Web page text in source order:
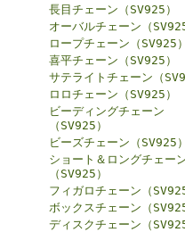
長目チェーン（SV925）
オーバルチェーン（SV925
ロープチェーン（SV925）
喜平チェーン（SV925）
サテライトチェーン（
ロロチェーン（SV925）
ビーディングチェーン
（SV925）
ビーズチェーン（SV925）
ショート＆ロングチェー
（SV925）
フィガロチェーン（SV925
ボックスチェーン（SV925
ディスクチェーン（SV925